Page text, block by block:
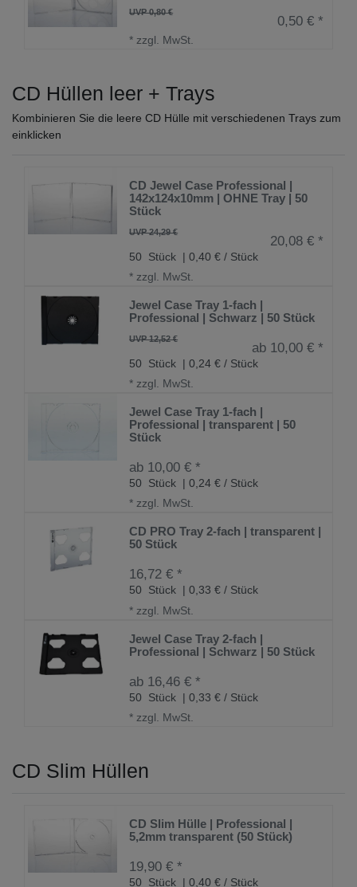
UVP 0,80 €
0,50 € *
* zzgl. MwSt.
CD Hüllen leer + Trays
Kombinieren Sie die leere CD Hülle mit verschiedenen Trays zum
einklicken
CD Jewel Case Professional |
142x124x10mm | OHNE Tray | 50
Stück
UVP 24,29 €
20,08 € *
50 Stück | 0,40 € / Stück
* zzgl. MwSt.
Jewel Case Tray 1-fach |
Professional | Schwarz | 50 Stück
UVP 12,52 €
ab 10,00 € *
50 Stück | 0,24 € / Stück
*zzgl. MwSt.
Jewel Case Tray 1-fach |
Professional | transparent | 50
Stück
ab 10,00 € *
50 Stück | 0,24 € / Stück
*zzgl. MwSt.
CD PRO Tray 2-fach | transparent |
50 Stück
16,72 € *
50 Stück | 0,33 € / Stück
* zzgl. MwSt.
Jewel Case Tray 2-fach |
Professional | Schwarz | 50 Stück
ab 16,46 € *
50 Stück | 0,33 € / Stück
* zzgl. MwSt.
CD Slim Hüllen
CD Slim Hülle | Professional |
5,2mm transparent (50 Stück)
19,90 € *
50 Stück | 0,40 € / Stück